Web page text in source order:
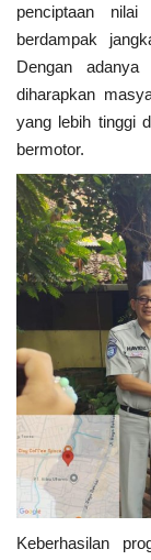
penciptaan
berdampak
Dengan
diharapkan
yang lebih tinggi
bermotor.
Keberhasilan